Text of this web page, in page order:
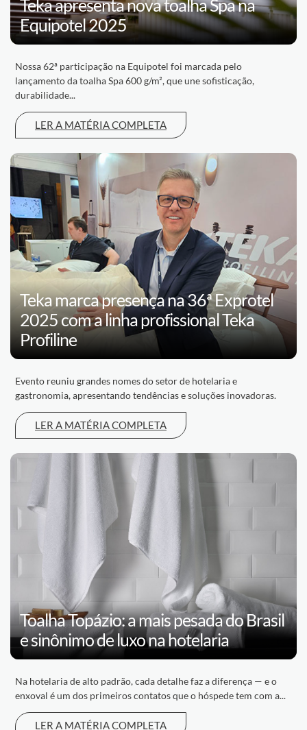
Teka apresenta nova toalha Spa na
Equipotel 2025
Nossa 62ª participação na Equipotel foi marcada pelo
lançamento da toalha Spa 600 g/m², que une sofisticação,
durabilidade...
LER A MATÉRIA COMPLETA
Teka marca presença na 36ª Exprotel
2025 com a linha profissional Teka
Profiline
Evento reuniu grandes nomes do setor de hotelaria e
gastronomia, apresentando tendências e soluções inovadoras.
LER A MATÉRIA COMPLETA
Toalha Topázio: a mais pesada do Brasil
e sinônimo de luxo na hotelaria
Na hotelaria de alto padrão, cada detalhe faz a diferença — e o
enxoval é um dos primeiros contatos que o hóspede tem com a...
LER A MATÉRIA COMPLETA